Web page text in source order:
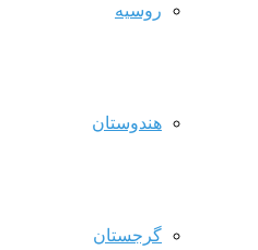
روسیه
هندوستان
گرجستان